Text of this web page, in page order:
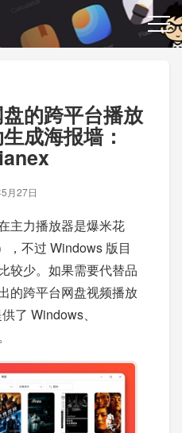
的跨平台播放
成海报墙：
5月27日
主力播放器是爆米花
，不过 Windows 版目
较少。如果需要代替品
的跨平台网盘视频播放
了 Windows、